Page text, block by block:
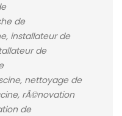
de
installateur de
de
nettoyage de
rÃ©novation
de